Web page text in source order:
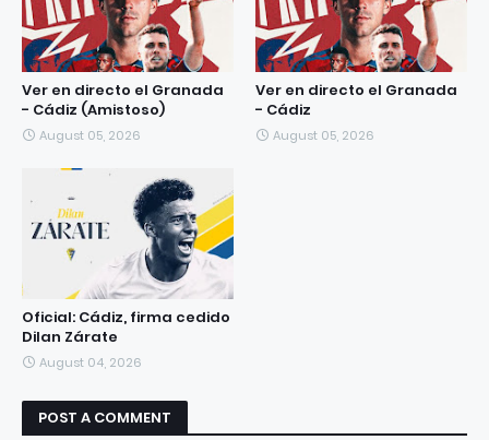
Ver en directo el Granada
- Cádiz (Amistoso)
August 05, 2026
Ver en directo el Granada
- Cádiz
August 05, 2026
Oficial: Cádiz, firma cedido
Dilan Zárate
August 04, 2026
POST A COMMENT